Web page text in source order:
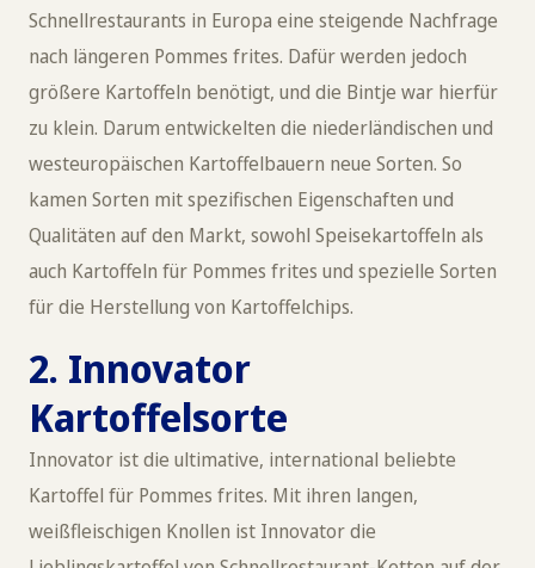
Schnellrestaurants in Europa eine steigende Nachfrage
nach längeren Pommes frites. Dafür werden jedoch
größere Kartoffeln benötigt, und die Bintje war hierfür
zu klein. Darum entwickelten die niederländischen und
westeuropäischen Kartoffelbauern neue Sorten. So
kamen Sorten mit spezifischen Eigenschaften und
Qualitäten auf den Markt, sowohl Speisekartoffeln als
auch Kartoffeln für Pommes frites und spezielle Sorten
für die Herstellung von Kartoffelchips.
2. Innovator
Kartoffelsorte
Innovator ist die ultimative, international beliebte
Kartoffel für Pommes frites. Mit ihren langen,
weißfleischigen Knollen ist Innovator die